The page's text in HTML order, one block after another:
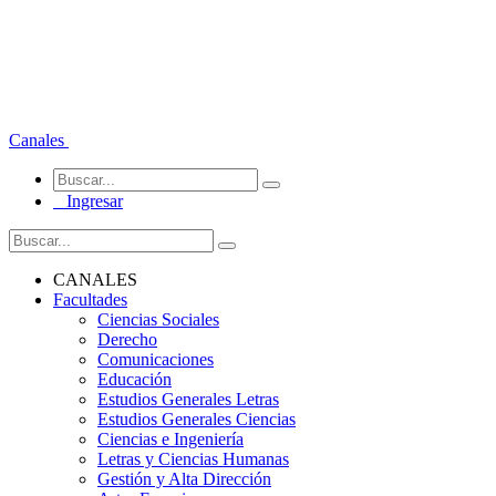
Canales
Ingresar
CANALES
Facultades
Ciencias Sociales
Derecho
Comunicaciones
Educación
Estudios Generales Letras
Estudios Generales Ciencias
Ciencias e Ingeniería
Letras y Ciencias Humanas
Gestión y Alta Dirección